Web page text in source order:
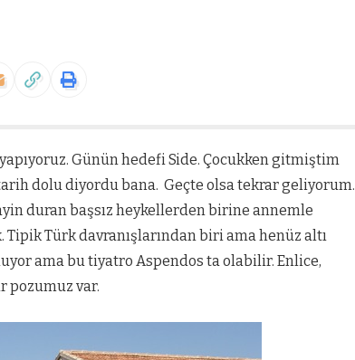
Günün hedefi Side. Çocukken gitmiştim
dolu diyordu bana. Geçte olsa tekrar geliyorum.
duran başsız heykellerden birine annemle
Tipik Türk davranışlarından biri ama henüz altı
ama bu tiyatro Aspendos ta olabilir. Enlice,
pozumuz var.